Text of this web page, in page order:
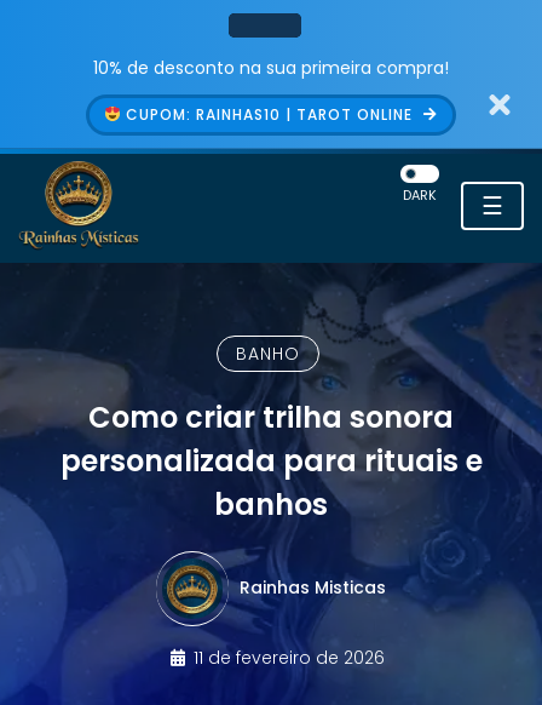
10% de desconto na sua primeira compra!
CUPOM: RAINHAS10 | TAROT ONLINE
☰
DARK
BANHO
Como criar trilha sonora
personalizada para rituais e
banhos
Rainhas Misticas
11 de fevereiro de 2026